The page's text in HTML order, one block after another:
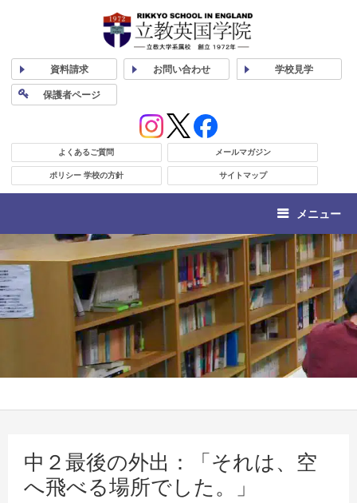
資料請求 お問い合わせ 学校見学
保護者ページ
よくあるご質問 メールマガジン
ポリシー 学校の方針 サイトマップ
メニュー
中２最後の外出：「それは、空
へ飛べる場所でした。」